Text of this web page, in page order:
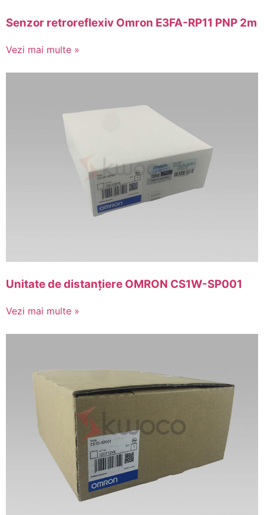
Senzor retroreflexiv Omron E3FA-RP11 PNP 2m
Vezi mai multe »
Unitate de distanțiere OMRON CS1W-SP001
Vezi mai multe »